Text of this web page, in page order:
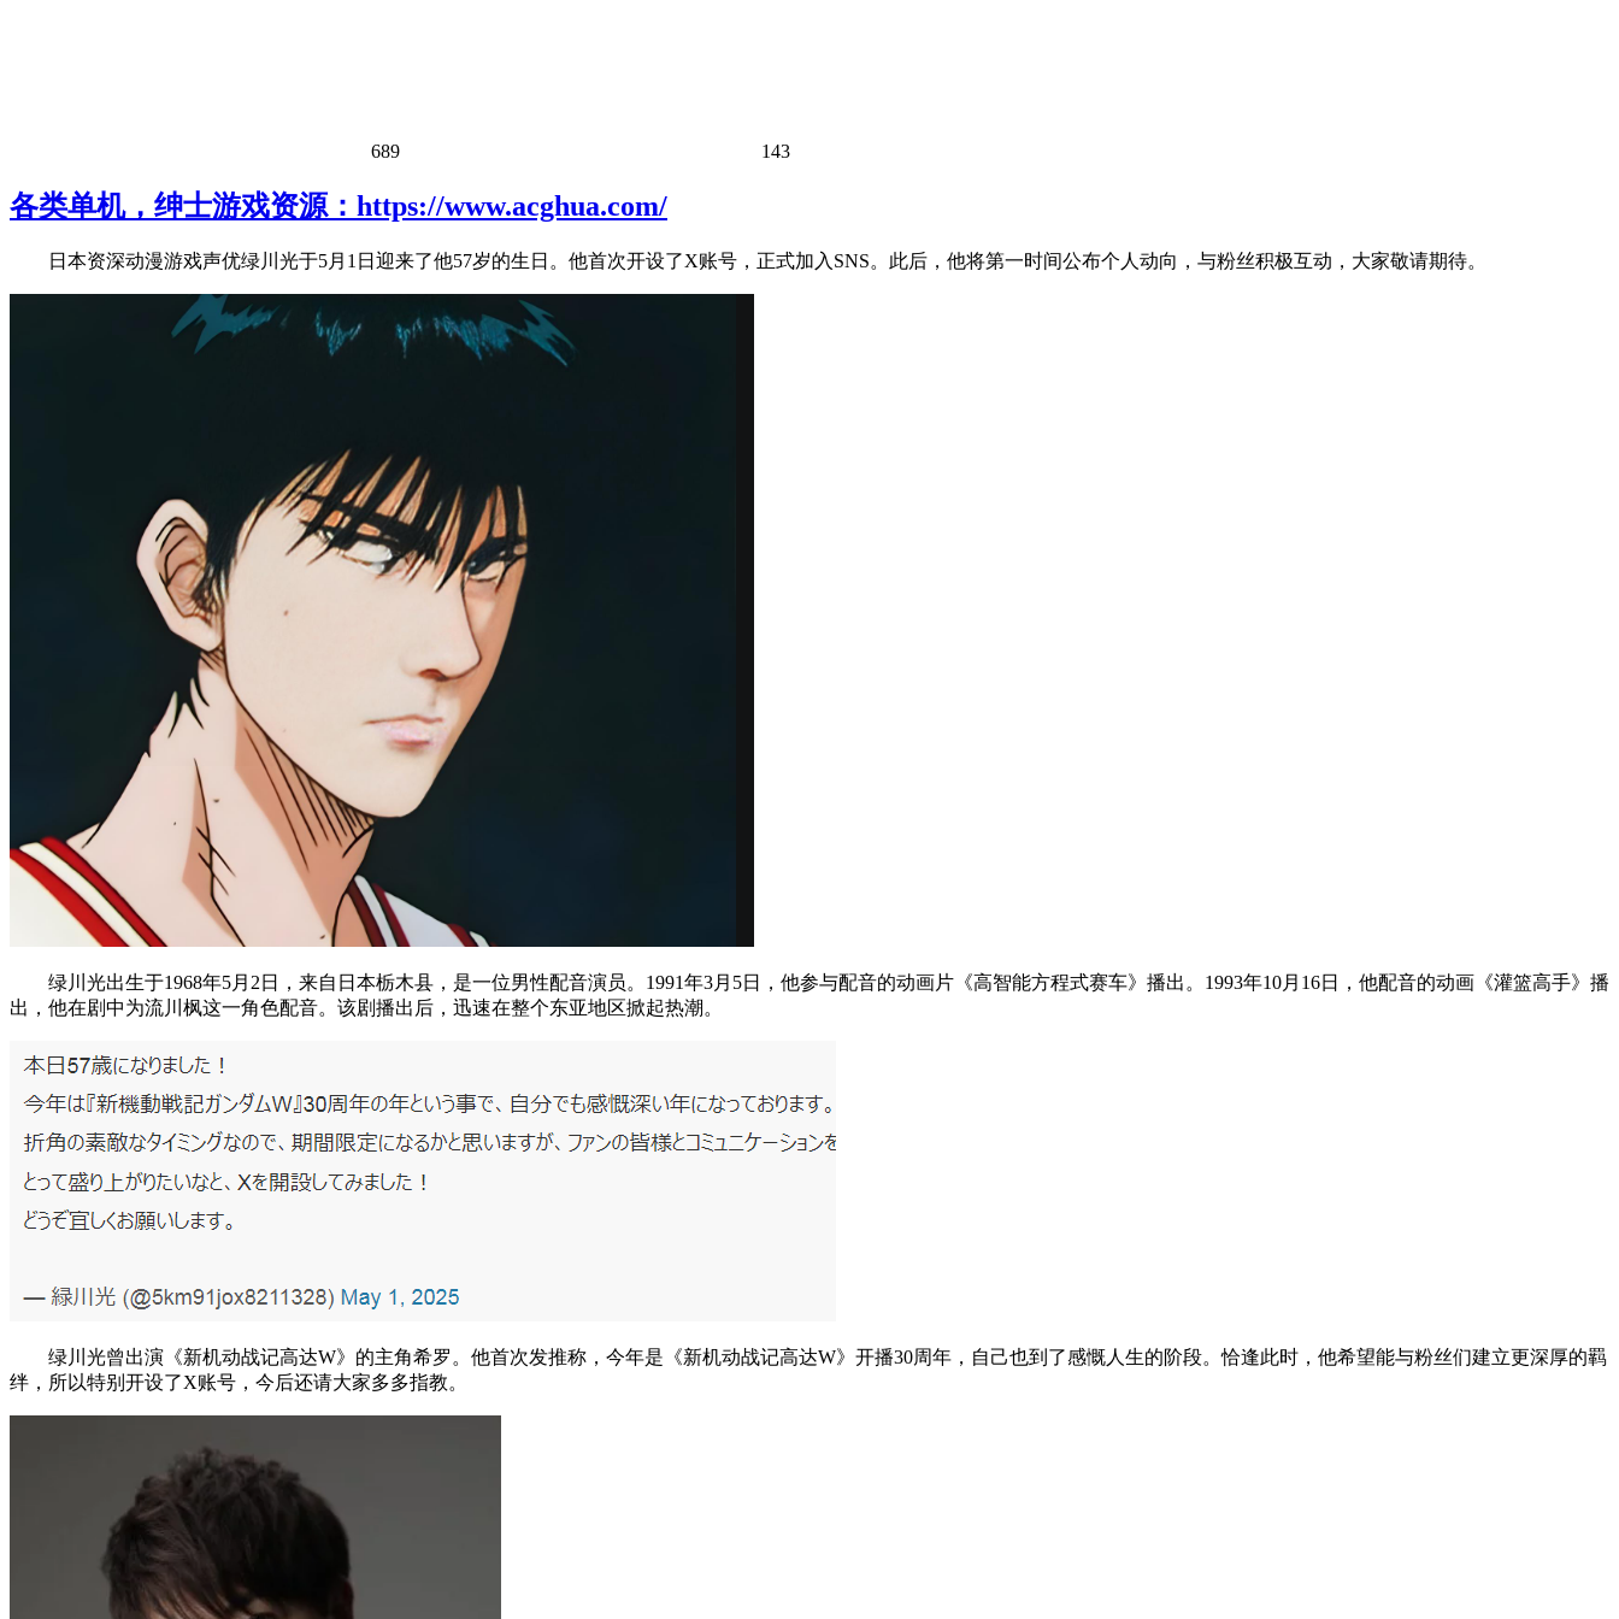
689 143
各类单机，绅士游戏资源：https://www.acghua.com/
日本资深动漫游戏声优绿川光于5月1日迎来了他57岁的生日。他首次开设了X账号，正式加入SNS。此后，他将第一时间公布个人动向，与粉丝积极互动，大家敬请期待。
绿川光出生于1968年5月2日，来自日本栃木县，是一位男性配音演员。1991年3月5日，他参与配音的动画片《高智能方程式赛车》播出。1993年10月16日，他配音的动画《灌篮高手》播
出，他在剧中为流川枫这一角色配音。该剧播出后，迅速在整个东亚地区掀起热潮。
绿川光曾出演《新机动战记高达W》的主角希罗。他首次发推称，今年是《新机动战记高达W》开播30周年，自己也到了感慨人生的阶段。恰逢此时，他希望能与粉丝们建立更深厚的羁
绊，所以特别开设了X账号，今后还请大家多多指教。